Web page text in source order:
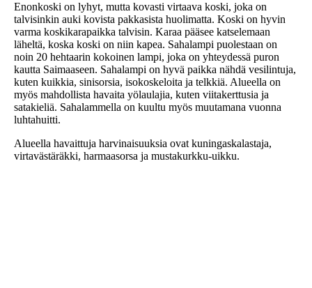
Enonkoski on lyhyt, mutta kovasti virtaava koski, joka on
talvisinkin auki kovista pakkasista huolimatta. Koski on hyvin
varma koskikarapaikka talvisin. Karaa pääsee katselemaan
läheltä, koska koski on niin kapea. Sahalampi puolestaan on
noin 20 hehtaarin kokoinen lampi, joka on yhteydessä puron
kautta Saimaaseen. Sahalampi on hyvä paikka nähdä vesilintuja,
kuten kuikkia, sinisorsia, isokoskeloita ja telkkiä. Alueella on
myös mahdollista havaita yölaulajia, kuten viitakerttusia ja
satakieliä. Sahalammella on kuultu myös muutamana vuonna
luhtahuitti.
Alueella havaittuja harvinaisuuksia ovat kuningaskalastaja,
virtavästäräkki, harmaasorsa ja mustakurkku-uikku.